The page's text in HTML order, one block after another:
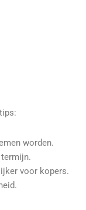
worden.
voor kopers.